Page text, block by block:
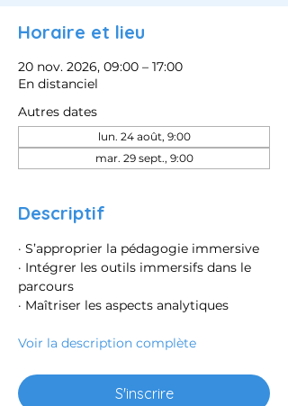
Horaire et lieu
20 nov. 2026, 09:00 – 17:00
En distanciel
Autres dates
lun. 24 août, 9:00
mar. 29 sept., 9:00
Descriptif
· S’approprier la pédagogie immersive
· Intégrer les outils immersifs dans le
parcours
· Maîtriser les aspects analytiques
Voir la description complète
S'inscrire